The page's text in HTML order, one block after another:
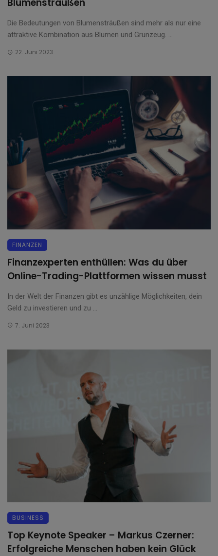
Blumensträußen
Die Bedeutungen von Blumensträußen sind mehr als nur eine
attraktive Kombination aus Blumen und Grünzeug. ...
22. Juni 2023
FINANZEN
Finanzexperten enthüllen: Was du über
Online-Trading-Plattformen wissen musst
In der Welt der Finanzen gibt es unzählige Möglichkeiten, dein
Geld zu investieren und zu ...
7. Juni 2023
BUSINESS
Top Keynote Speaker – Markus Czerner:
Erfolgreiche Menschen haben kein Glück